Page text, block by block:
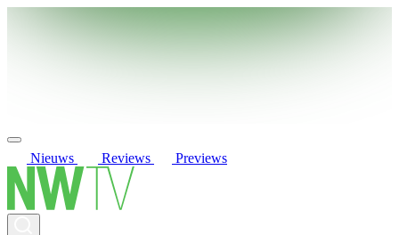
Nieuws Reviews Previews